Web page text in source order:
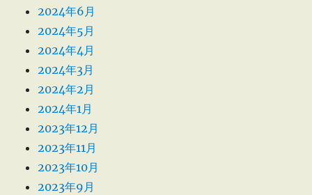
2024年6月
2024年5月
2024年4月
2024年3月
2024年2月
2024年1月
2023年12月
2023年11月
2023年10月
2023年9月